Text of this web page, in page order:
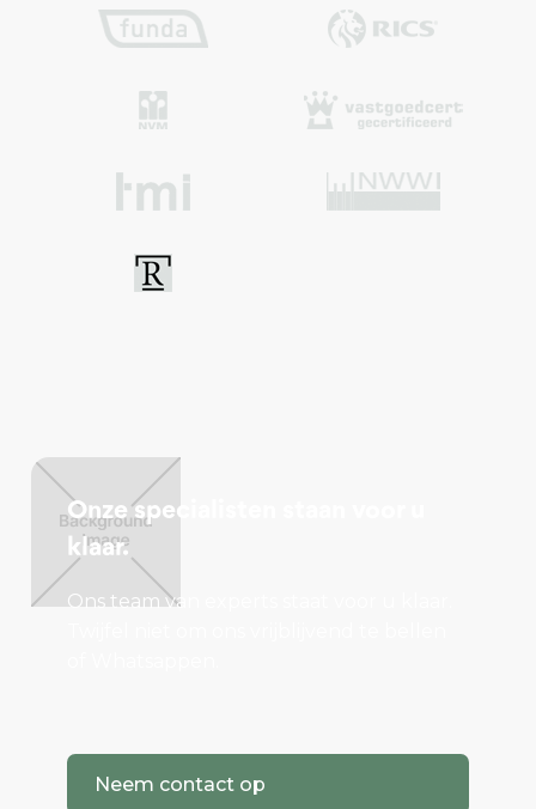
Onze specialisten staan voor u
klaar.
Ons team van experts staat voor u klaar.
Neem contact op